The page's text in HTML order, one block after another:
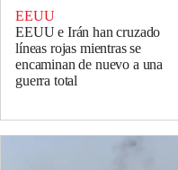
EEUU
EEUU e Irán han cruzado
líneas rojas mientras se
encaminan de nuevo a una
guerra total